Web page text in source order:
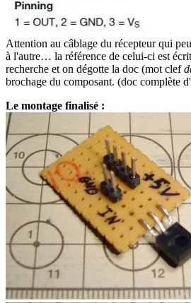
Attention au câblage du récepteur qui
à l'autre… la référence de celui-ci est
recherche et on dégotte la doc (mot clef
brochage du composant. (doc complète
Le montage finalisé :